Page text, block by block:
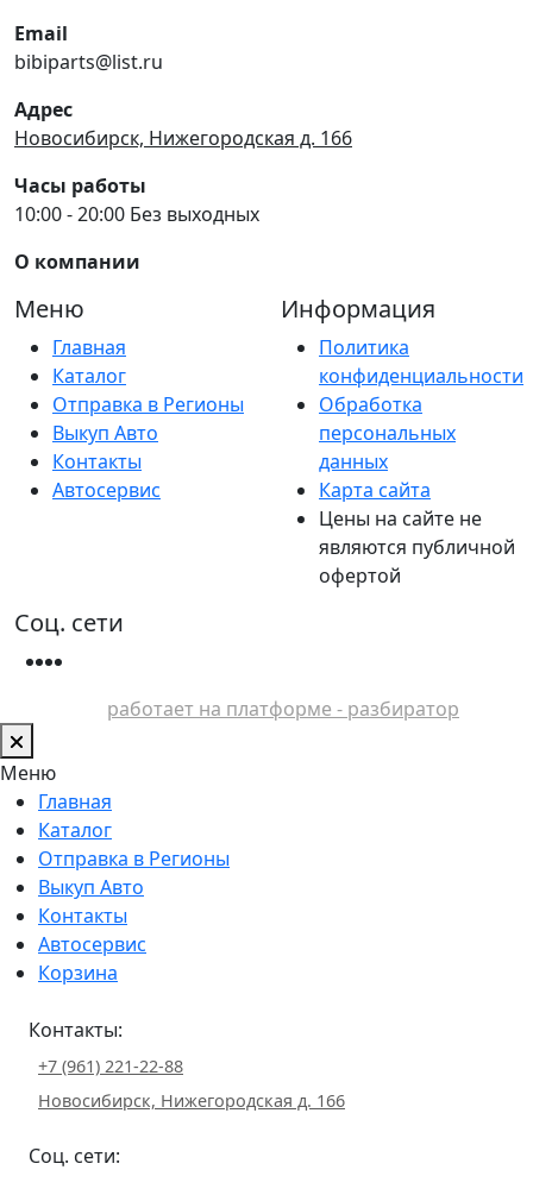
Email
bibiparts@list.ru
Адрес
Новосибирск, Нижегородская д. 166
Часы работы
10:00 - 20:00 Без выходных
О компании
Меню
Главная
Каталог
Отправка в Регионы
Выкуп Авто
Контакты
Автосервис
Информация
Политика
конфиденциальности
Обработка
персональных
данных
Карта сайта
Цены на сайте не
являются публичной
офертой
Соц. сети
работает на платформе - разбиратор
Меню
Главная
Каталог
Отправка в Регионы
Выкуп Авто
Контакты
Автосервис
Корзина
Контакты:
+7 (961) 221-22-88
Новосибирск, Нижегородская д. 166
Соц. сети: